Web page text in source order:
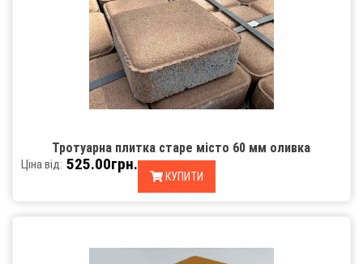
Тротуарна плитка старе місто 60 мм оливка
Ціна від: 525.00грн.
КУПИТИ